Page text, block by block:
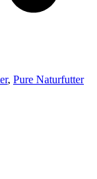
, Pure Naturfutter